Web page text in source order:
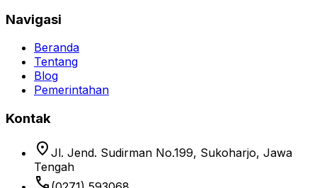
Navigasi
Beranda
Tentang
Blog
Pemerintahan
Kontak
location_on Jl. Jend. Sudirman No.199, Sukoharjo, Jawa
Tengah
phone